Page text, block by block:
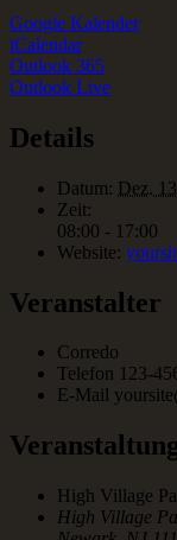
Google Kalender
iCalendar
Outlook 365
Outlook Live
Details
Datum: Dez.
Zeit:
08:00 - 17:00
Website:
Veranstalter
Corredo
Telefon
123-
E-Mail
High Village
High Village